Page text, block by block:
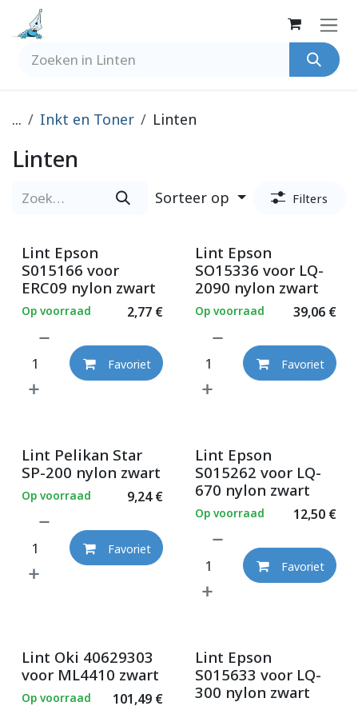
Overslaan naar inhoud
... Inkt en Toner Linten
Linten
Sorteer op Filters
Lint Epson
S015166 voor
ERC09 nylon zwart
2,77€
Op voorraad
Favoriet
Lint Epson
SO15336 voor LQ-
2090 nylon zwart
39,06€
Op voorraad
Favoriet
Lint Pelikan Star
SP-200 nylon zwart
9,24€
Op voorraad
Favoriet
Lint Epson
S015262 voor LQ-
670 nylon zwart
12,50€
Op voorraad
Favoriet
Lint Oki 40629303
voor ML4410 zwart
101,49€
Op voorraad
Lint Epson
S015633 voor LQ-
300 nylon zwart